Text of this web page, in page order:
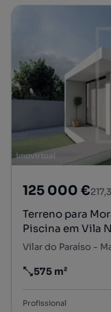
125 000 €
Terreno para
Piscina em Vila
Preço por metro
575 m²
Profissional